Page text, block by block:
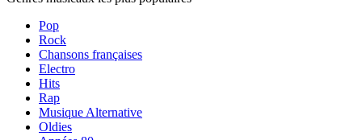
Pop
Rock
Chansons françaises
Electro
Hits
Rap
Musique Alternative
Oldies